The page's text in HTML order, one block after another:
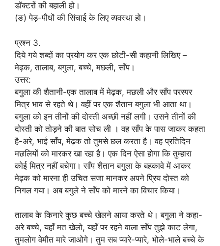
डॉक्टरों की बहाली हो।
(ङ) पेड़-पौधों की सिंचाई के लिए व्यवस्था हो।
प्रश्न 3.
दिये गये शब्दों का प्रयोग कर एक छोटी-सी कहानी लिखिए –
मेढ़क, तालाब, बगुला, बच्चे, मछली, साँप।
उत्तर:
बगुला की शैतानी-एक तालाब में मेढ़क, मछली और साँप परस्पर
मित्र भाव से रहते थे। वहीं पर एक शैतान बगुला भी आता था।
बगुला को इन तीनों की दोस्ती अच्छी नहीं लगी। उसने तीनों की
दोस्ती को तोड़ने की बात सोच ली । वह साँप के पास जाकर कहता
है-अरे, भाई साँप, मेढ़क तो तुमसे छल करता है। वह प्रतिदिन
मछलियों को मारकर खा रहा है। एक दिन ऐसा होगा कि तुम्हारा
कोई मित्र नहीं बचेगा। साँप शैतान बगुला के बहकावे में आकर
मेढ़क को मारना ही उचित सजा मानकर अपने प्रिय दोस्त को
निगल गया। अब बगुले ने साँप को मारने का विचार किया।
तालाब के किनारे कुछ बच्चे खेलने आया करते थे। बगुला ने कहा-
अरे बच्चे, यहाँ मत खेलो, यहाँ पर रहने वाला साँप तुझे काट लेगा,
तुमलोग वेमौत मारे जाओगे। तुम सब प्यारे-प्यारे, भोले-भाले बच्चे के